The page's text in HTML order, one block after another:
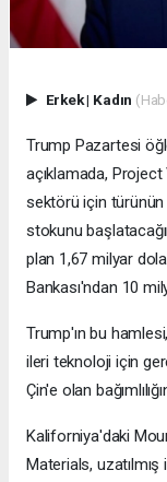
Erkek| Kadın
Trump Pazartesi
açıklamada,
sektörü için
stokunu
plan 1,67 milyar
Bankası'ndan 10
Trump'ın bu
ileri teknoloji için
Çin'e olan
Kaliforniya'daki
Materials,